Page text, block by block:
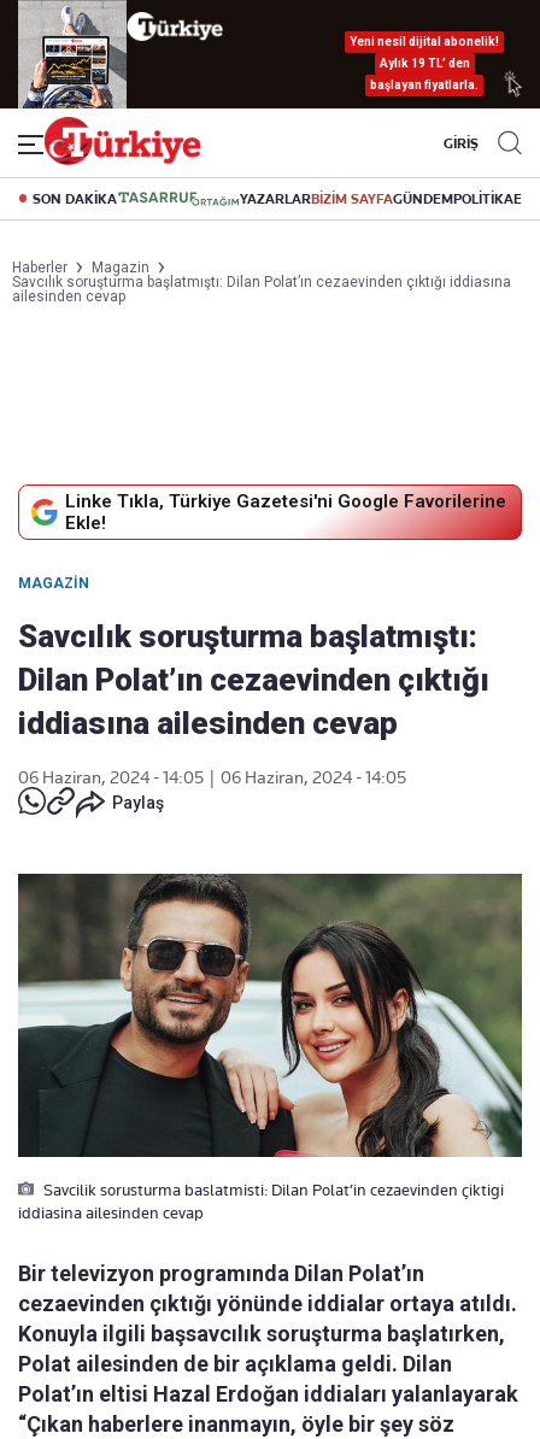
Yeni nesil dijital abonelik!
Aylık 19 TL’ den
başlayan fiyatlarla.
GİRİŞ
SON DAKİKA YAZARLARBİZİM SAYFAGÜNDEMPOLİTİKA
Haberler
Magazin
Savcılık soruşturma başlatmıştı: Dilan Polat’ın cezaevinden çıktığı iddiasına
ailesinden cevap
Linke Tıkla, Türkiye Gazetesi'ni Google Favorilerine
Ekle!
MAGAZIN
Savcılık soruşturma başlatmıştı:
Dilan Polat’ın cezaevinden çıktığı
iddiasına ailesinden cevap
06 Haziran, 2024 - 14:05
06 Haziran, 2024 - 14:05
Paylaş
Savcilik sorusturma baslatmisti: Dilan Polat’in cezaevinden çiktigi
iddiasina ailesinden cevap
Bir televizyon programında Dilan Polat’ın
cezaevinden çıktığı yönünde iddialar ortaya atıldı.
Konuyla ilgili başsavcılık soruşturma başlatırken,
Polat ailesinden de bir açıklama geldi. Dilan
Polat’ın eltisi Hazal Erdoğan iddiaları yalanlayarak
“Çıkan haberlere inanmayın, öyle bir şey söz